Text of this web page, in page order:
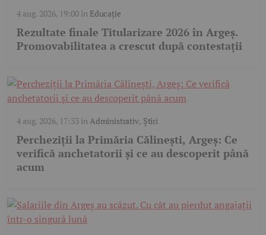
4 aug. 2026, 19:00în Educație
Rezultate finale Titularizare 2026 în Argeș.
Promovabilitatea a crescut după contestații
4 aug. 2026, 17:33înAdministrativ, Știri
Percheziții la Primăria Călinești, Argeș: Ce
verifică anchetatorii și ce au descoperit până
acum